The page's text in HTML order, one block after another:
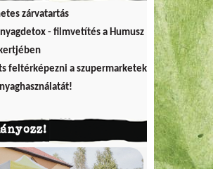
zárvatartás
- filmvetítés a Humusz
feltérképezni a szupermarketek